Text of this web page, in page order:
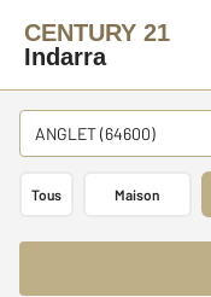
CENTURY 21
Indarra
ANGLET (64600)
Tous Maison